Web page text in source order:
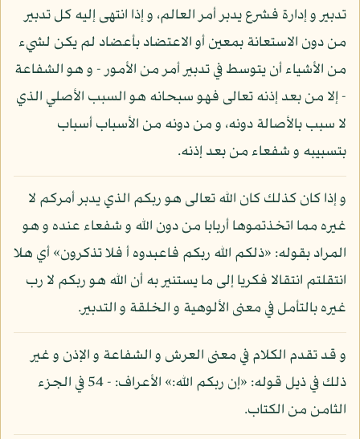
تدبير و إدارة فشرع يدبر أمر العالم، و إذا انتهى إليه كل تدبير
من دون الاستعانة بمعين أو الاعتضاد بأعضاد لم يكن لشيء
من الأشياء أن يتوسط في تدبير أمر من الأمور - و هو الشفاعة
- إلا من بعد إذنه تعالى فهو سبحانه هو السبب الأصلي الذي
لا سبب بالأصالة دونه، و من دونه من الأسباب أسباب
بتسبيبه و شفعاء من بعد إذنه.
و إذا كان كذلك كان الله تعالى هو ربكم الذي يدبر أمركم لا
غيره مما اتخذتموها أربابا من دون الله و شفعاء عنده و هو
المراد بقوله: «ذلكم الله ربكم فاعبدوه أ فلا تذكرون» أي هلا
انتقلتم انتقالا فكريا إلى ما يستنير به أن الله هو ربكم لا رب
غيره بالتأمل في معنى الألوهية و الخلقة و التدبير.
و قد تقدم الكلام في معنى العرش و الشفاعة و الإذن و غير
ذلك في ذيل قوله: «إن ربكم الله:» الأعراف: - 54 في الجزء
الثامن من الكتاب.